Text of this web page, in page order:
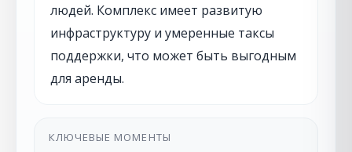
людей. Комплекс имеет развитую
инфраструктуру и умеренные таксы
поддержки, что может быть выгодным
для аренды.
КЛЮЧЕВЫЕ МОМЕНТЫ